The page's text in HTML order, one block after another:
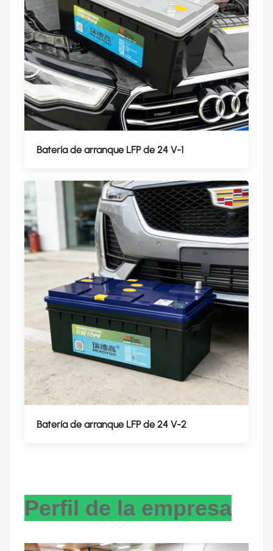
Batería de arranque LFP de 24 V-1
Batería de arranque LFP de 24 V-2
Perfil de la empresa